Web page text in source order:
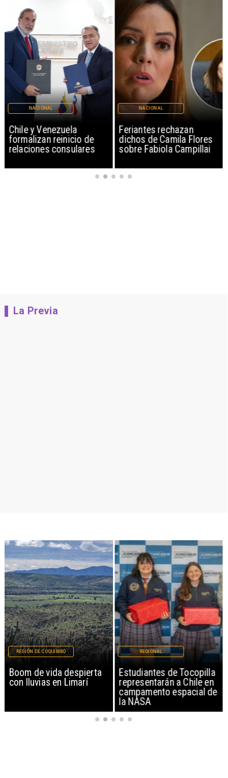
Chile y Venezuela
formalizan reinicio de
relaciones consulares
NACIONAL
Feriantes rechazan
dichos de Camila Flores
sobre Fabiola Campillai
NACIONAL
La Previa
Boom de vida despierta
con lluvias en Limarí
REGIÓN DE COQUIMBO
Estudiantes de Tocopilla
representarán a Chile en
campamento espacial de
la NASA
REGIONAL